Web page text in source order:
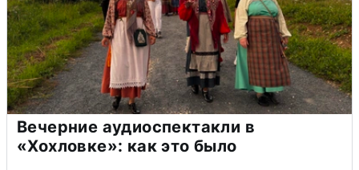
Вечерние аудиоспектакли в
«Хохловке»: как это было